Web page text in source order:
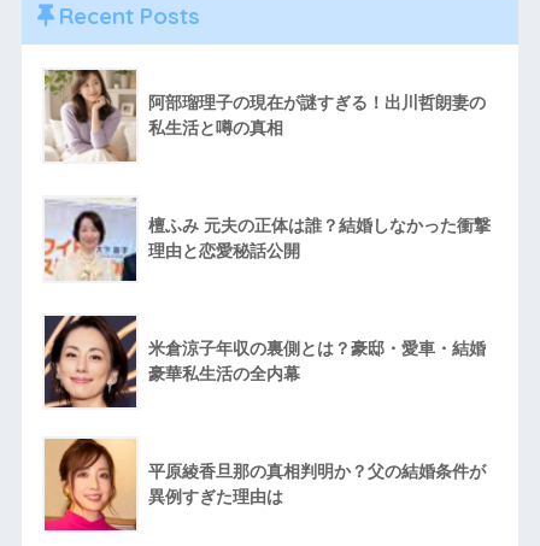
Recent Posts
阿部瑠理子の現在が謎すぎる！出川哲朗妻の
私生活と噂の真相
檀ふみ 元夫の正体は誰？結婚しなかった衝撃
理由と恋愛秘話公開
米倉涼子年収の裏側とは？豪邸・愛車・結婚
豪華私生活の全内幕
平原綾香旦那の真相判明か？父の結婚条件が
異例すぎた理由は